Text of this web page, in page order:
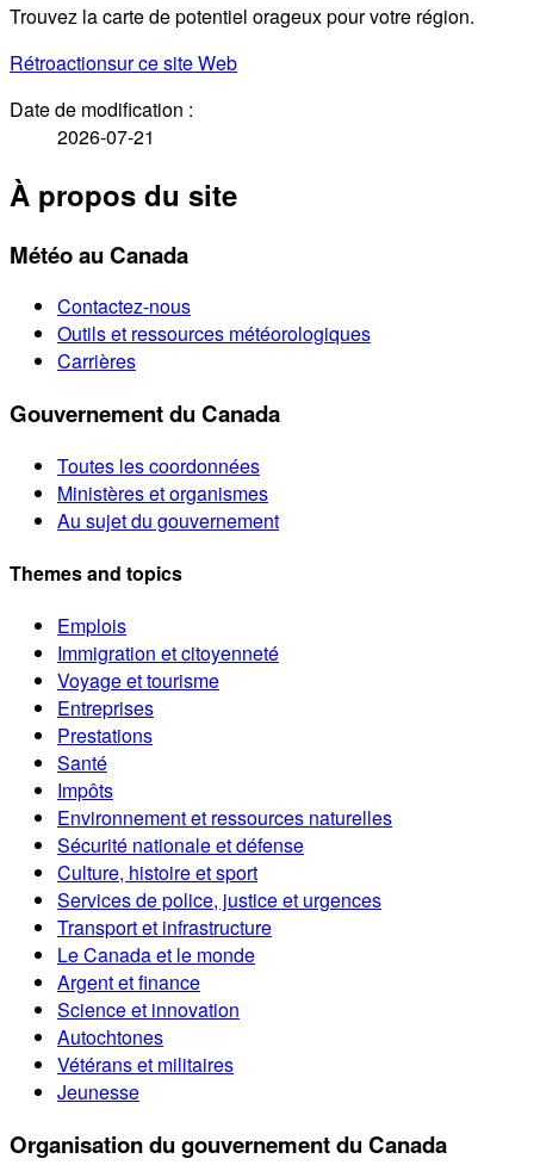
Trouvez la carte de potentiel orageux pour votre région.
Rétroactionsur ce site Web
Date de modification :
2026-07-21
À propos du site
Météo au Canada
Contactez-nous
Outils et ressources météorologiques
Carrières
Gouvernement du Canada
Toutes les coordonnées
Ministères et organismes
Au sujet du gouvernement
Themes and topics
Emplois
Immigration et citoyenneté
Voyage et tourisme
Entreprises
Prestations
Santé
Impôts
Environnement et ressources naturelles
Sécurité nationale et défense
Culture, histoire et sport
Services de police, justice et urgences
Transport et infrastructure
Le Canada et le monde
Argent et finance
Science et innovation
Autochtones
Vétérans et militaires
Jeunesse
Organisation du gouvernement du Canada